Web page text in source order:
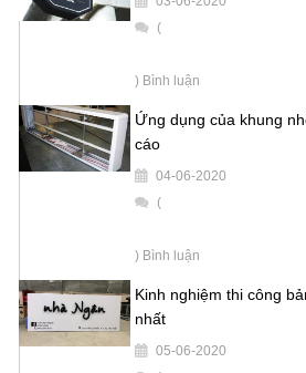
(
) Bình luận
Ứng dụng của khung
cáo
04-06-2020
(
) Bình luận
Kinh nghiệm thi công
nhất
05-06-2020